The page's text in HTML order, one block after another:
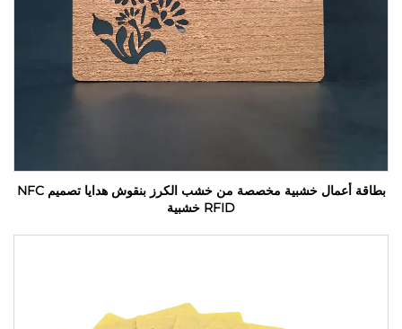
بطاقة أعمال خشبية مخصصة من خشب الكرز بنقوش هدايا تصميم NFC
RFID خشبية